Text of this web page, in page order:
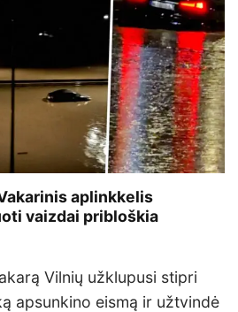
aplinkkelis
vaizdai pribloškia
Vilnių užklupusi stipri
apsunkino eismą ir užtvindė